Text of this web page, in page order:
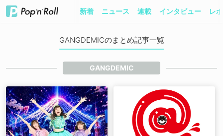
新着 ニュース 連載 インタビュー レ
GANGDEMICのまとめ記事一覧
GANGDEMIC